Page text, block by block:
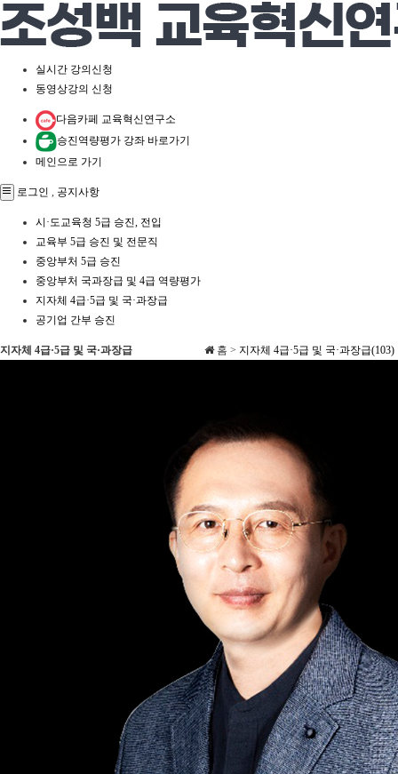
실시간 강의신청
동영상강의 신청
다음카페 교육혁신연구소
승진역량평가 강좌 바로가기
메인으로 가기
로그인 공지사항
시·도교육청 5급 승진, 전입
교육부 5급 승진 및 전문직
중앙부처 5급 승진
중앙부처 국과장급 및 4급 역량평가
지자체 4급·5급 및 국·과장급
공기업 간부 승진
홈 > 지자체 4급·5급 및 국·과장급(103)
지자체 4급·5급 및 국·과장급